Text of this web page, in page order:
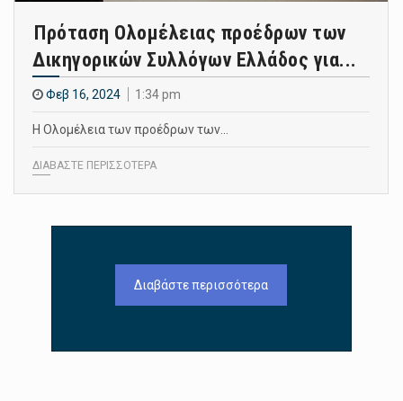
Πρόταση Ολομέλειας προέδρων των
Δικηγορικών Συλλόγων Ελλάδος για...
Φεβ 16, 2024 1:34 pm
Η Ολομέλεια των προέδρων των…
ΔΙΑΒΑΣΤΕ ΠΕΡΙΣΣΟΤΕΡΑ
Διαβάστε περισσότερα